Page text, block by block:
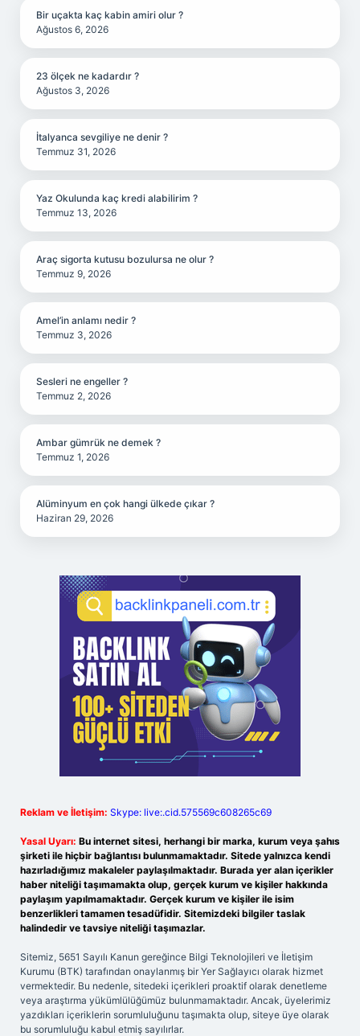
Bir uçakta kaç kabin amiri olur ?
Ağustos 6, 2026
23 ölçek ne kadardır ?
Ağustos 3, 2026
İtalyanca sevgiliye ne denir ?
Temmuz 31, 2026
Yaz Okulunda kaç kredi alabilirim ?
Temmuz 13, 2026
Araç sigorta kutusu bozulursa ne olur ?
Temmuz 9, 2026
Amel’in anlamı nedir ?
Temmuz 3, 2026
Sesleri ne engeller ?
Temmuz 2, 2026
Ambar gümrük ne demek ?
Temmuz 1, 2026
Alüminyum en çok hangi ülkede çıkar ?
Haziran 29, 2026
Reklam ve İletişim: Skype: live:.cid.575569c608265c69
Yasal Uyarı: Bu internet sitesi, herhangi bir marka, kurum veya şahıs
şirketi ile hiçbir bağlantısı bulunmamaktadır. Sitede yalnızca kendi
hazırladığımız makaleler paylaşılmaktadır. Burada yer alan içerikler
haber niteliği taşımamakta olup, gerçek kurum ve kişiler hakkında
paylaşım yapılmamaktadır. Gerçek kurum ve kişiler ile isim
benzerlikleri tamamen tesadüfidir. Sitemizdeki bilgiler taslak
halindedir ve tavsiye niteliği taşımazlar.
Sitemiz, 5651 Sayılı Kanun gereğince Bilgi Teknolojileri ve İletişim
Kurumu (BTK) tarafından onaylanmış bir Yer Sağlayıcı olarak hizmet
vermektedir. Bu nedenle, sitedeki içerikleri proaktif olarak denetleme
veya araştırma yükümlülüğümüz bulunmamaktadır. Ancak, üyelerimiz
yazdıkları içeriklerin sorumluluğunu taşımakta olup, siteye üye olarak
bu sorumluluğu kabul etmiş sayılırlar.